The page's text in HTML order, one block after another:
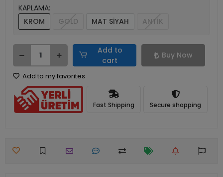
KAPLAMA:
KROM
GOLD MAT SİYAH ANTİK
Add to
cart
Buy Now
Add to my favorites
Fast Shipping Secure shopping